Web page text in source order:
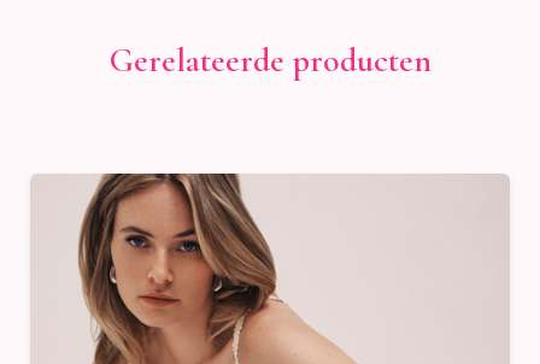
Gerelateerde producten